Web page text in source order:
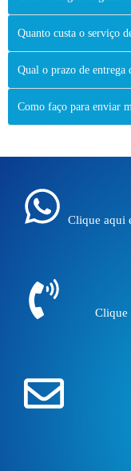
Quanto custa o serviço
Qual o prazo de entrega
Como faço para enviar
Clique aqui
Clique